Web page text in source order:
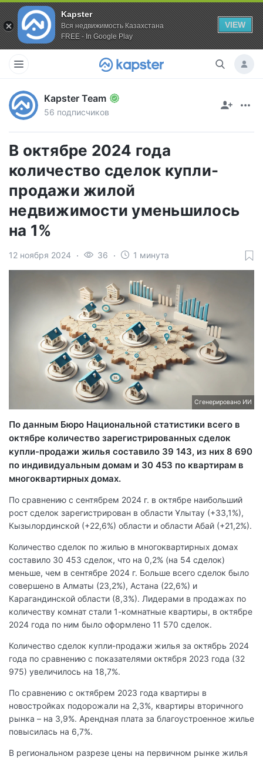
Kapster
Вся недвижимость Казахстана
FREE - In Google Play
VIEW
Kapster Team
56 подписчиков
В октябре 2024 года
количество сделок купли-
продажи жилой
недвижимости уменьшилось
на 1%
12 ноября 2024 36 1 минута
Сгенерировано ИИ
По данным Бюро Национальной статистики всего в
октябре количество зарегистрированных сделок
купли-продажи жилья составило 39 143, из них 8 690
по индивидуальным домам и 30 453 по квартирам в
многоквартирных домах.
По сравнению с сентябрем 2024 г. в октябре наибольший
рост сделок зарегистрирован в области Ұлытау (+33,1%),
Кызылординской (+22,6%) области и области Абай (+21,2%).
Количество сделок по жилью в многоквартирных домах
составило 30 453 сделок, что на 0,2% (на 54 сделок)
меньше, чем в сентябре 2024 г. Больше всего сделок было
совершено в Алматы (23,2%), Астана (22,6%) и
Карагандинской области (8,3%). Лидерами в продажах по
количеству комнат стали 1-комнатные квартиры, в октябре
2024 года по ним было оформлено 11 570 сделок.
Количество сделок купли-продажи жилья за октябрь 2024
года по сравнению с показателями октября 2023 года (32
975) увеличилось на 18,7%.
По сравнению с октябрем 2023 года квартиры в
новостройках подорожали на 2,3%, квартиры вторичного
рынка – на 3,9%. Арендная плата за благоустроенное жилье
повысилась на 6,7%.
В региональном разрезе цены на первичном рынке жилья